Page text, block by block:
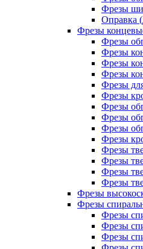
Фрезы
Оправка
Фрезы
Фрезы
Фрезы
Фрезы
Фрезы
Фрезы
Фрезы
Фрезы
Фрезы
Фрезы
Фрезы
Фрезы
Фрезы
Фрезы
Фрезы
Фрезы
Фрезы
Фрезы
Фрезы
Фрезы